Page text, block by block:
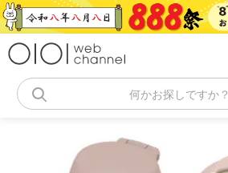
コ
ン
何かお探しですか？